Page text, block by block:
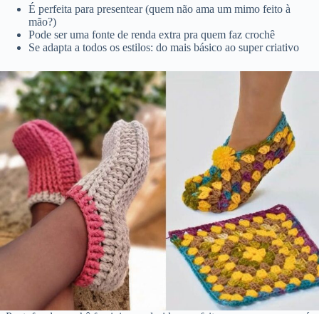
É perfeita para presentear (quem não ama um mimo feito à
mão?)
Pode ser uma fonte de renda extra pra quem faz crochê
Se adapta a todos os estilos: do mais básico ao super criativo